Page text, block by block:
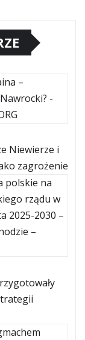
–
-
Niewierze i
zagrożenie
polskie na
rządu w
2025-2030 –
–